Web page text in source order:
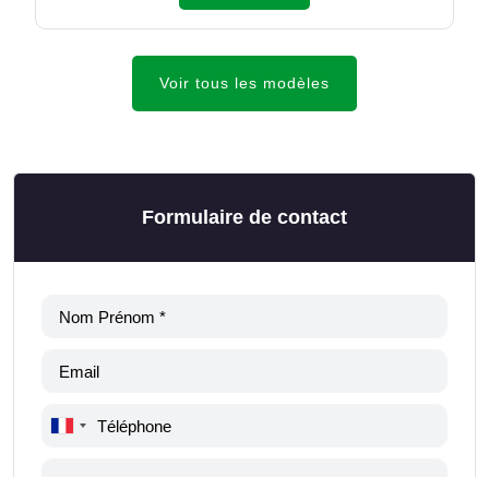
Voir tous les modèles
Formulaire de contact